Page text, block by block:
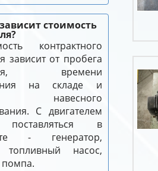
стоимость
контрактного
зависит от пробега
времени
на складе и
навесного
С двигателем
в
- генератор,
топливный насос,
помпа.